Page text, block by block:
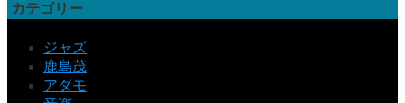
カテゴリー
ジャズ
鹿島茂
アダモ